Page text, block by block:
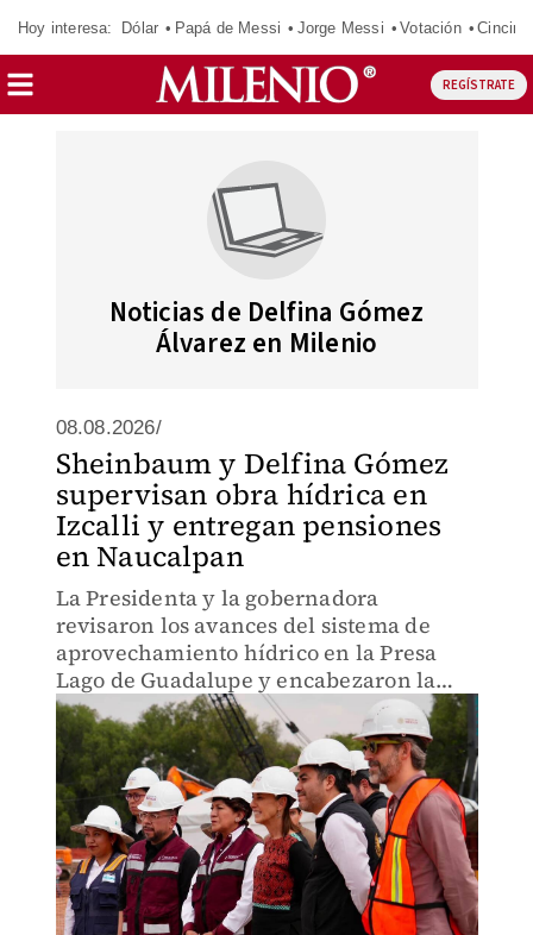
Hoy interesa: Dólar Papá de Messi Jorge Messi Votación
REGÍSTRATE
Noticias de Delfina Gómez
Álvarez en Milenio
08.08.2026/
Sheinbaum y Delfina Gómez
supervisan obra hídrica en
Izcalli y entregan pensiones
en Naucalpan
La Presidenta y la gobernadora
revisaron los avances del sistema de
aprovechamiento hídrico en la Presa
Lago de Guadalupe y encabezaron la
entrega de tarjetas de Mujeres Bienestar
en Naucalpan.